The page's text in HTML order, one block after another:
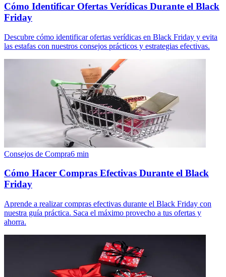
Cómo Identificar Ofertas Verídicas Durante el Black
Friday
Descubre cómo identificar ofertas verídicas en Black Friday y evita
las estafas con nuestros consejos prácticos y estrategias efectivas.
Consejos de Compra6 min
Cómo Hacer Compras Efectivas Durante el Black
Friday
Aprende a realizar compras efectivas durante el Black Friday con
nuestra guía práctica. Saca el máximo provecho a tus ofertas y
ahorra.